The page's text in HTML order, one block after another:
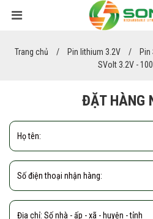
Trang chủ Pin lithium 3.2V
SVolt 3.2V -
ĐẶT HÀNG